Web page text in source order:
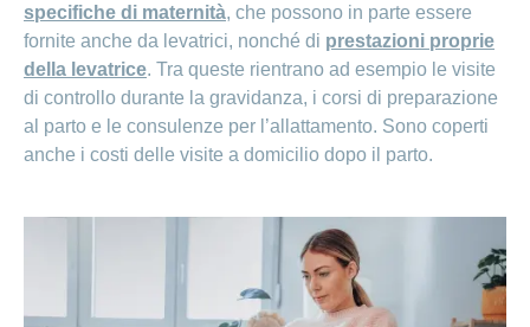
specifiche di maternità, che possono in parte essere
fornite anche da levatrici, nonché di prestazioni proprie
della levatrice. Tra queste rientrano ad esempio le visite
di controllo durante la gravidanza, i corsi di preparazione
al parto e le consulenze per l’allattamento. Sono coperti
anche i costi delle visite a domicilio dopo il parto.